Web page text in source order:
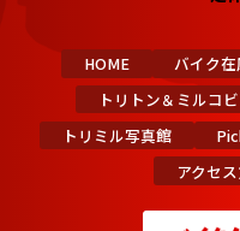
HOME バイク
トリトン＆ミルコ
トリミル写真館
アクセ